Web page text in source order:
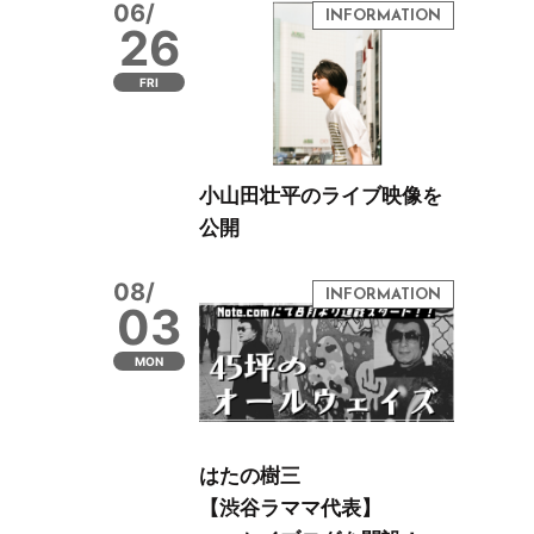
06/
26
FRI
小山田壮平のライブ映像を
公開
08/
03
MON
はたの樹三
【渋谷ラママ代表】